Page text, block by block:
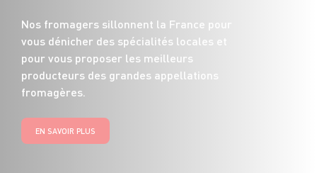
Nos fromagers sillonnent la France pour
vous dénicher des spécialités locales et
pour vous proposer les meilleurs
producteurs des grandes appellations
fromagères.
EN SAVOIR PLUS